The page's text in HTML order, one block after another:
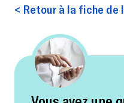
< Retour à la fiche de